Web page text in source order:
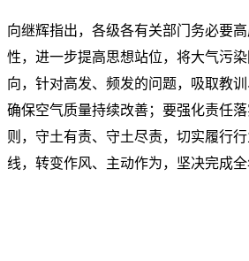
向继辉指出，各级各有关部门务必要
性，进一步提高思想站位，将大气污
向，针对高发、频发的问题，吸取教
确保空气质量持续改善；要强化责任
则，守土有责、守土尽责，切实履行
线，转变作风、主动作为，坚决完成